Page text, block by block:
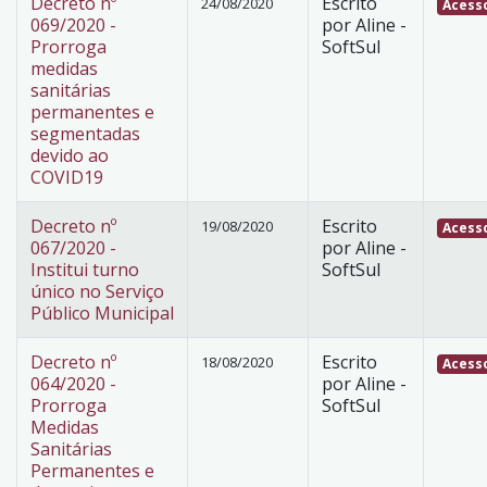
069/2020 -
Prorroga
medidas
sanitárias
permanentes e
segmentadas
devido ao
COVID19
por Aline -
SoftSul
Decreto nº
067/2020 -
Institui turno
único no Serviço
Público Municipal
19/08/2020
Escrito
por Aline -
SoftSul
Decreto nº
064/2020 -
Prorroga
Medidas
Sanitárias
Permanentes e
18/08/2020
Escrito
por Aline -
SoftSul